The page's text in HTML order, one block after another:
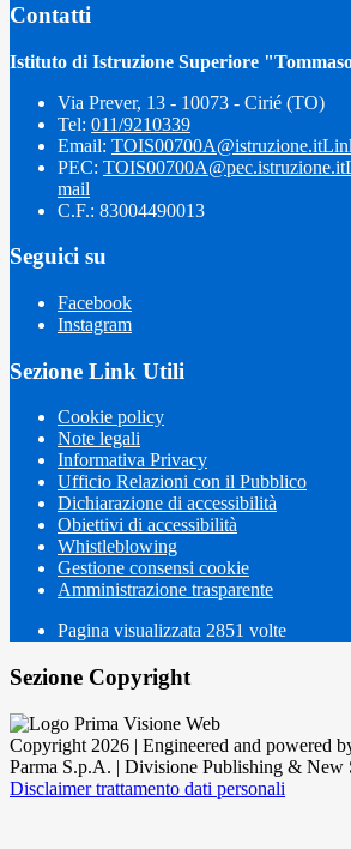
Contatti
Istituto di Istruzione Superiore
Via Prever, 13 - 10073 - Cirié (TO)
Tel: 011/9210339
Email: TOIS00700A@istruzione.it
PEC: TOIS00700A@pec.istruzione.it
mail
C.F.: 83004490013
Seguici su
Facebook
Instagram
Sezione Link Utili
Cookie policy
Note legali
Informativa Privacy
Ufficio Relazioni con il Pubblico
Dichiarazione di accessibilità
Obiettivi di accessibilità
Whistleblowing
Gestione consensi cookie
Amministrazione trasparente
Pagina visualizzata 2851 volte
Sezione Copyright
Copyright 2026 | Engineered and powered
Parma S.p.A. | Divisione Publishing & New
Disclaimer trattamento dati personali